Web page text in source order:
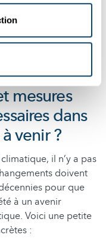
et d’investir de
et les
au
sont les plus
mesures
dans
venir ?
il n’y a pas
doivent
pour que
à un avenir
Voici une petite
: